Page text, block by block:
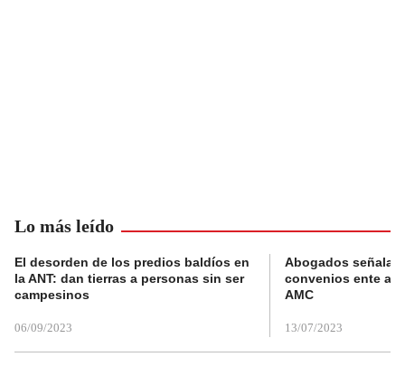
Lo más leído
El desorden de los predios baldíos en
la ANT: dan tierras a personas sin ser
campesinos
06/09/2023
Abogados
convenios ente
AMC
13/07/2023